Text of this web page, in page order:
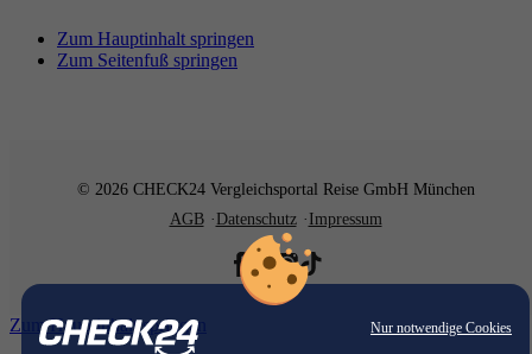
Nur notwendige Cookies
Zum Hauptinhalt springen
Zum Seitenfuß springen
© 2026 CHECK24 Vergleichsportal Reise GmbH München
AGB
Datenschutz Impressum
Zum Hauptinhalt springen